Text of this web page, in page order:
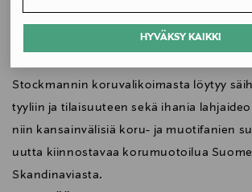
HYVÄKSY KAIKKI
Uusi koruvalikoima
säihkettä tyyliin
Stockmannin koruvalikoimasta löytyy
tyyliin ja tilaisuuteen sekä ihania
niin kansainvälisiä koru- ja muotifanien
uutta kiinnostavaa korumuotoilua
Skandinaviasta.